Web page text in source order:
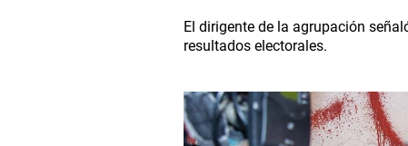
El dirigente de la agrupación
resultados electorales.